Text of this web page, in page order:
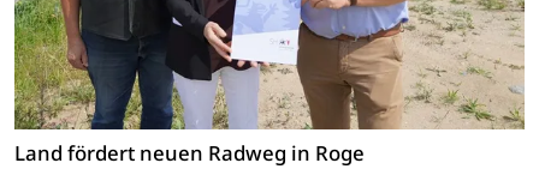
Land fördert neuen Radweg in Roge